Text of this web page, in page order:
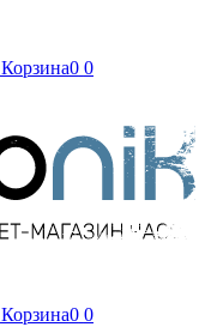
Корзина0 0
Корзина0 0